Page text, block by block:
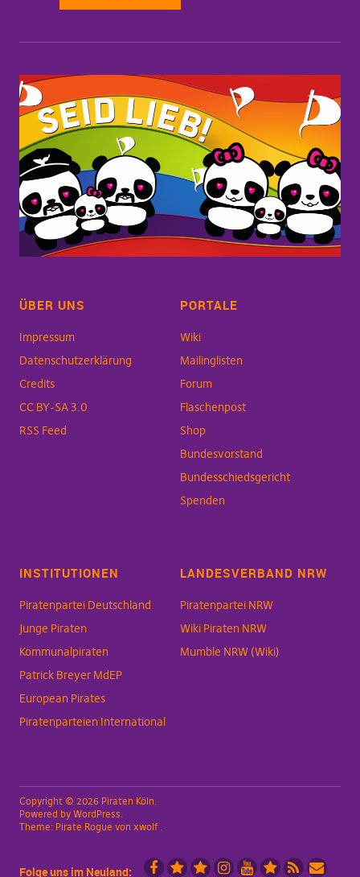
ÜBER UNS
Impressum
Datenschutzerklärung
Credits
CC BY-SA 3.0
RSS Feed
PORTALE
Wiki
Mailinglisten
Forum
Flaschenpost
Shop
Bundesvorstand
Bundesschiedsgericht
Spenden
INSTITUTIONEN
Piratenpartei Deutschland
Junge Piraten
Kommunalpiraten
Patrick Breyer MdEP
European Pirates
Piratenparteien International
LANDESVERBAND NRW
Piratenpartei NRW
Wiki Piraten NRW
Mumble NRW (Wiki)
Copyright © 2026 Piraten Köln
Powered by WordPress
Theme: Pirate Rogue von xwolf
Folge uns im Neuland: